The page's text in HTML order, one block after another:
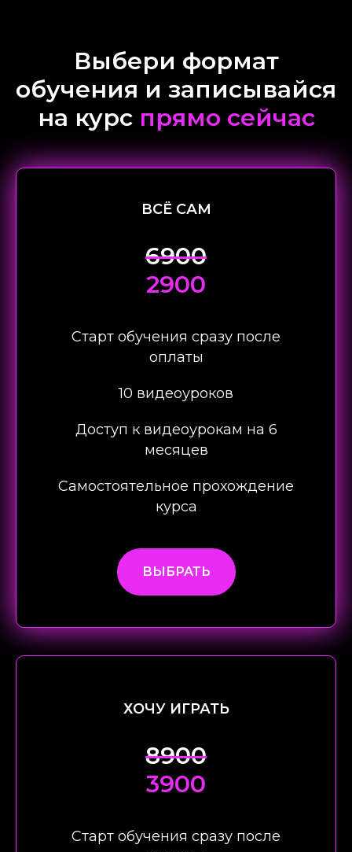
Выбери формат
обучения и записывайся
на курспрямо сейчас
ВСЁ САМ
6900
2900
Старт обучения сразу после
оплаты
10 видеоуроков
Доступ к видеоурокам на 6
месяцев
Самостоятельное прохождение
курса
ВЫБРАТЬ
ХОЧУ ИГРАТЬ
8900
3900
Старт обучения сразу после